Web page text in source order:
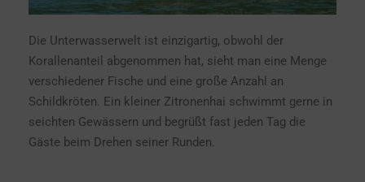
Die Unterwasserwelt ist einzigartig, obwohl der
Korallenanteil abgenommen hat, sieht man eine Menge
verschiedener Fische und eine große Anzahl an
Schildkröten. Ein kleiner Zitronenhai schwimmt gerne in
seichten Gewässern und begrüßt fast jeden Tag die
Gäste beim Drehen seiner Runden.